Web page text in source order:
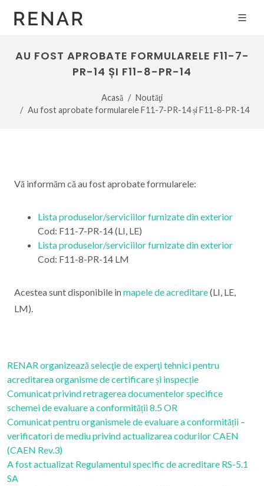
AU FOST APROBATE FORMULARELE F11-7-
PR-14 ȘI F11-8-PR-14
Acasă
Noutăţi
Au fost aprobate formularele F11-7-PR-14 și F11-8-PR-14
Vă informăm că au fost aprobate formularele:
Lista produselor/serviciilor furnizate din exterior
Cod: F11-7-PR-14 (LI, LE)
Lista produselor/serviciilor furnizate din exterior
Cod: F11-8-PR-14 LM
Acestea sunt disponibile inmapele de acreditare(LI, LE,
LM).
RENAR organizează selecţie de experţi tehnici pentru
acreditarea organisme de certificare și inspecție
Comunicat privind retragerea documentelor specifice
schemei de evaluare a conformității 8.5 OR
Comunicat pentru organismele de evaluare a conformității –
verificatori de mediu privind actualizarea codurilor CAEN
(CAEN Rev.3)
A fost actualizat Regulamentul specific de acreditare RS-5.1
SA